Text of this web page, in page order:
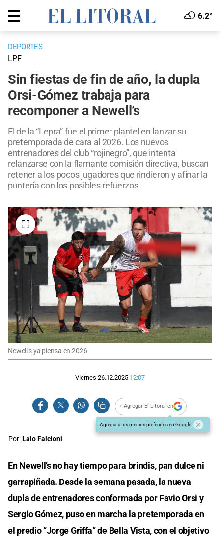
6.2°
DEPORTES
LPF
Sin fiestas de fin de año, la dupla
Orsi-Gómez trabaja para
recomponer a Newell’s
El de la “Lepra” fue el primer plantel en lanzar su
pretemporada de cara al 2026. Los nuevos
entrenadores del club “rojinegro”, que intenta
relanzarse con la flamante comisión directiva, buscan
retener a los pocos jugadores que rindieron y afinar la
puntería con los posibles refuerzos
Newell’s ya piensa en 2026
Viernes 26.12.2025 12:07
+ Agregar El Litoral en
Agregar a tus medios preferidos en Google
Por:Lalo Falcioni
En Newell’s no hay tiempo para brindis, pan dulce ni
garrapiñada. Desde la semana pasada, la nueva
dupla de entrenadores conformada por Favio Orsi y
Sergio Gómez, puso en marcha la pretemporada en
el predio “Jorge Griffa” de Bella Vista, con el objetivo